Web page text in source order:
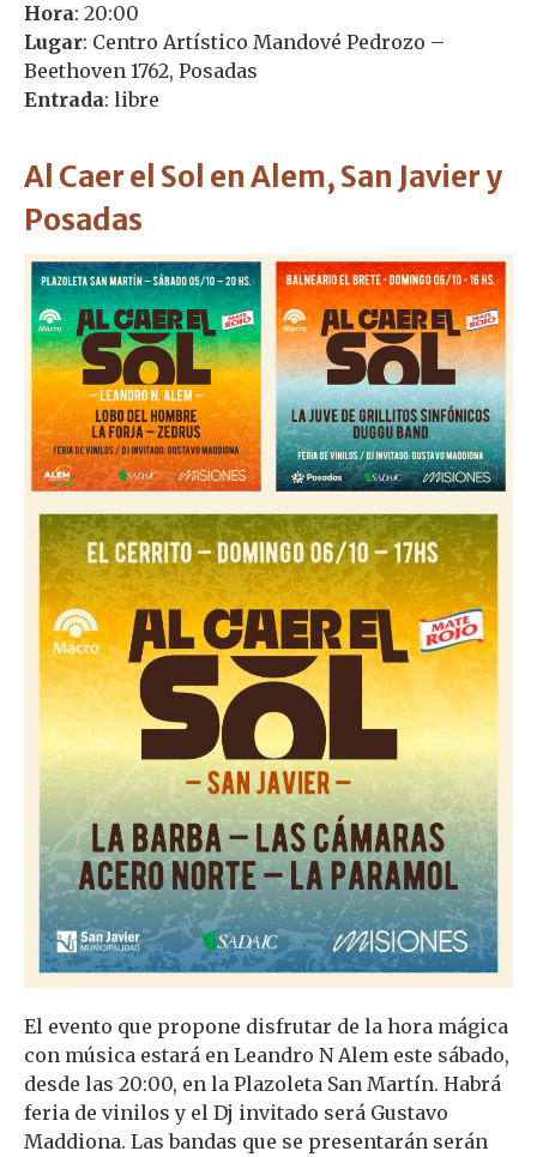
Hora: 20:00
Lugar: Centro Artístico Mandové Pedrozo –
Beethoven 1762, Posadas
Entrada: libre
Al Caer el Sol en Alem, San Javier y
Posadas
El evento que propone disfrutar de la hora mágica
con música estará en Leandro N Alem este sábado,
desde las 20:00, en la Plazoleta San Martín. Habrá
feria de vinilos y el Dj invitado será Gustavo
Maddiona. Las bandas que se presentarán serán